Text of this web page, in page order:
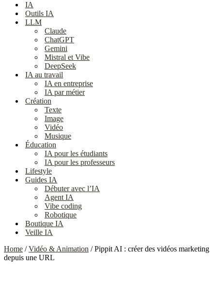
navigation
IA
Outils IA
LLM
Claude
ChatGPT
Gemini
Mistral et Vibe
DeepSeek
IA au travail
IA en entreprise
IA par métier
Création
Texte
Image
Vidéo
Musique
Éducation
IA pour les étudiants
IA pour les professeurs
Lifestyle
Guides IA
Débuter avec l’IA
Agent IA
Vibe coding
Robotique
Boutique IA
Veille IA
Home /Vidéo & Animation / Pippit AI : créer des vidéos marketing
depuis une URL